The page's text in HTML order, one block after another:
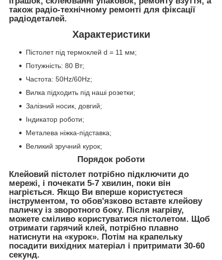
також радіо-технічному ремонті для фіксації
радіодеталей.
Характеристики
Пістолет під термоклей d = 11 мм;
Потужність: 80 Вт;
Частота: 50Hz/60Hz;
Вилка підходить під наші розетки;
Залізний носик, довгий;
Індикатор роботи;
Металева ніжка-підставка;
Великий зручний курок;
Порядок роботи
Клейовий пістолет потрібно підключити до
мережі, і почекати 5-7 хвилин, поки він
нагріється. Якщо Ви вперше користуєтеся
інструментом, то обов'язково вставте клейову
паличку із зворотного боку. Після нагріву,
можете сміливо користуватися пістолетом. Щоб
отримати гарячий клей, потрібно плавно
натиснути на «курок». Потім на крапельку
посадити вихідних матеріал і притримати 30-60
секунд.